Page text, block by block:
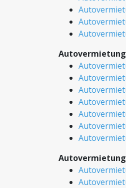
Autovermietung